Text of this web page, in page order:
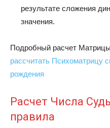
результате сложения
значения.
Подробный расчет
рассчитать Психоматрицу
рождения
Расчет Числа
правила